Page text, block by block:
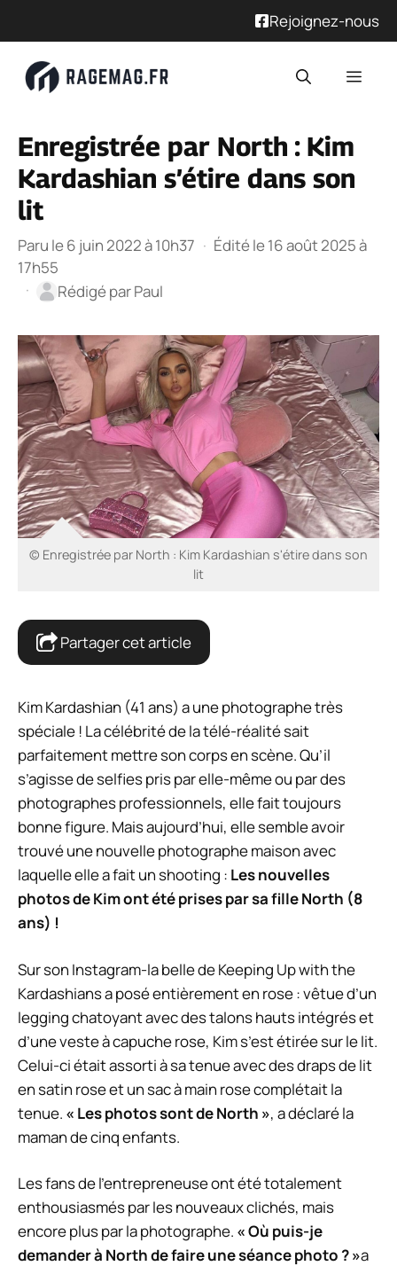
Rejoignez-nous
Enregistrée par North : Kim
Kardashian s’étire dans son
lit
Paru le 6 juin 2022 à 10h37 · Édité le 16 août 2025 à
17h55
·
Rédigé parPaul
© Enregistrée par North : Kim Kardashian s'étire dans son
lit
Partager cet article
Kim Kardashian (41 ans) a une photographe très
spéciale ! La célébrité de la télé-réalité sait
parfaitement mettre son corps en scène. Qu’il
s’agisse de selfies pris par elle-même ou par des
photographes professionnels, elle fait toujours
bonne figure. Mais aujourd’hui, elle semble avoir
trouvé une nouvelle photographe maison avec
laquelle elle a fait un shooting : Les nouvelles
photos de Kim ont été prises par sa fille North (8
ans) !
Sur son Instagram-la belle de Keeping Up with the
Kardashians a posé entièrement en rose : vêtue d’un
legging chatoyant avec des talons hauts intégrés et
d’une veste à capuche rose, Kim s’est étirée sur le lit.
Celui-ci était assorti à sa tenue avec des draps de lit
en satin rose et un sac à main rose complétait la
tenue. « Les photos sont de North », a déclaré la
maman de cinq enfants.
Les fans de l’entrepreneuse ont été totalement
enthousiasmés par les nouveaux clichés, mais
encore plus par la photographe. « Où puis-je
demander à North de faire une séance photo ? »a